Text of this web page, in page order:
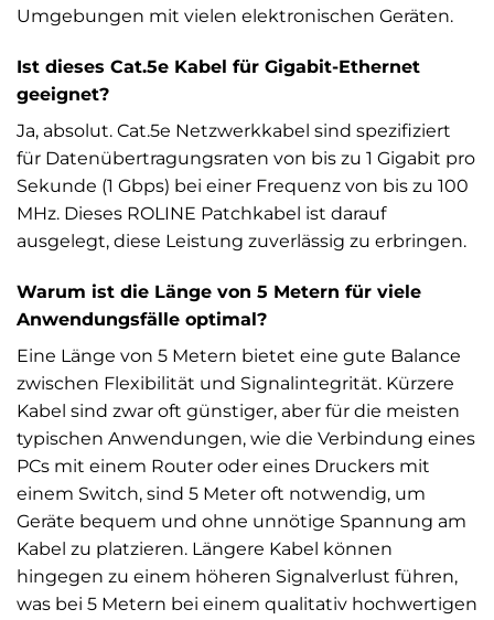
Umgebungen mit vielen elektronischen Geräten.
Ist dieses Cat.5e Kabel für Gigabit-Ethernet
geeignet?
Ja, absolut. Cat.5e Netzwerkkabel sind spezifiziert
für Datenübertragungsraten von bis zu 1 Gigabit pro
Sekunde (1 Gbps) bei einer Frequenz von bis zu 100
MHz. Dieses ROLINE Patchkabel ist darauf
ausgelegt, diese Leistung zuverlässig zu erbringen.
Warum ist die Länge von 5 Metern für viele
Anwendungsfälle optimal?
Eine Länge von 5 Metern bietet eine gute Balance
zwischen Flexibilität und Signalintegrität. Kürzere
Kabel sind zwar oft günstiger, aber für die meisten
typischen Anwendungen, wie die Verbindung eines
PCs mit einem Router oder eines Druckers mit
einem Switch, sind 5 Meter oft notwendig, um
Geräte bequem und ohne unnötige Spannung am
Kabel zu platzieren. Längere Kabel können
hingegen zu einem höheren Signalverlust führen,
was bei 5 Metern bei einem qualitativ hochwertigen